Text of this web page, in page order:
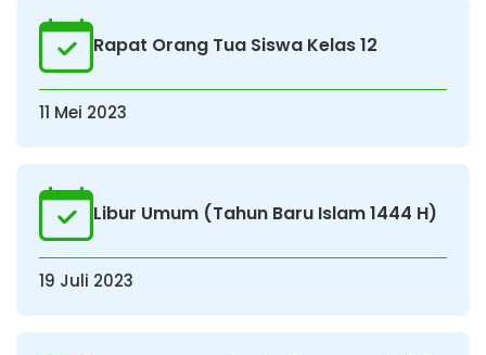
Rapat Orang Tua Siswa Kelas 12
11 Mei 2023
Libur Umum (Tahun Baru Islam 1444 H)
19 Juli 2023